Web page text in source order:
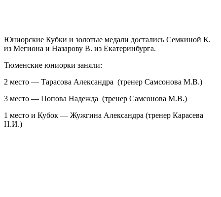
Юниорские Кубки и золотые медали достались Семкиной К.
из Мегиона и Назарову В. из Екатеринбурга.
Тюменские юниорки заняли:
2 место — Тарасова Александра (тренер Самсонова М.В.)
3 место — Попова Надежда (тренер Самсонова М.В.)
1 место и Кубок — Жужгина Александра (тренер Карасева
Н.И.)